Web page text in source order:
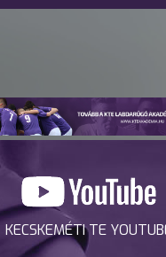
KECSKEMÉTI TE